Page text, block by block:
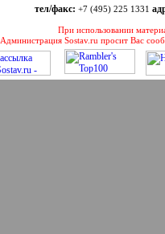
тел/факс: +7 (495) 225 1331
При использовании
Администрация Sostav.ru просит Вас